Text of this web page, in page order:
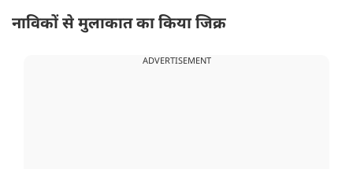
नाविकों से मुलाकात का किया जिक्र
ADVERTISEMENT